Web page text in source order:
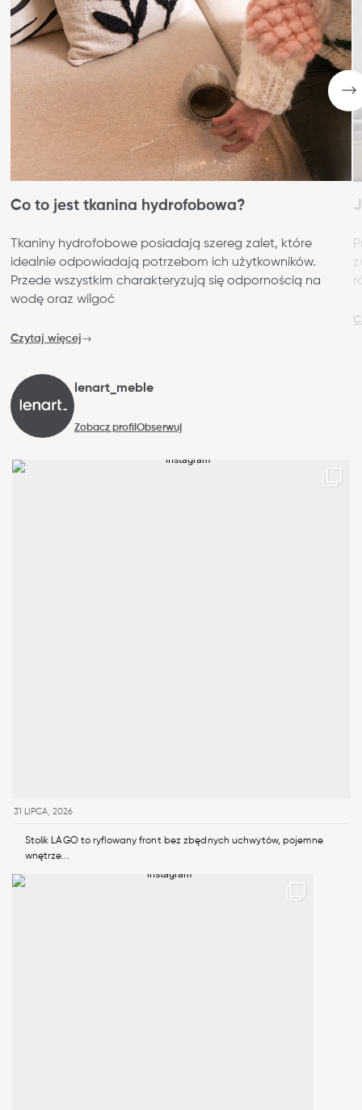
Co to jest tkanina hydrofobowa?
Tkaniny hydrofobowe posiadają szereg zalet, które
idealnie odpowiadają potrzebom ich użytkowników.
Przede wszystkim charakteryzują się odpornością na
wodę oraz wilgoć
Czytaj więcej
lenart_meble
Zobacz profil Obserwuj
31 LIPCA, 2026
Stolik LAGO to ryflowany front bez zbędnych uchwytów, pojemne
wnętrze...